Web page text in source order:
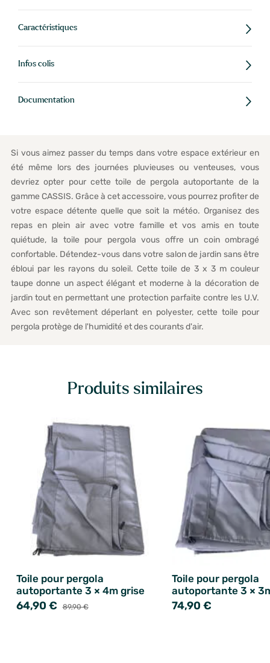
Caractéristiques
Infos colis
Documentation
Si vous aimez passer du temps dans votre espace extérieur en
été même lors des journées pluvieuses ou venteuses, vous
devriez opter pour cette toile de pergola autoportante de la
gamme CASSIS. Grâce à cet accessoire, vous pourrez profiter de
votre espace détente quelle que soit la météo. Organisez des
repas en plein air avec votre famille et vos amis en toute
quiétude, la toile pour pergola vous offre un coin ombragé
confortable. Détendez-vous dans votre salon de jardin sans être
ébloui par les rayons du soleil. Cette toile de 3 x 3 m couleur
taupe donne un aspect élégant et moderne à la décoration de
jardin tout en permettant une protection parfaite contre les U.V.
Avec son revêtement déperlant en polyester, cette toile pour
pergola protège de l'humidité et des courants d'air.
Produits similaires
Toile pour pergola
autoportante 3 × 4m grise
64,90 € 89,90 €
Toile pour pergola
autoportante 3 ×
74,90 €